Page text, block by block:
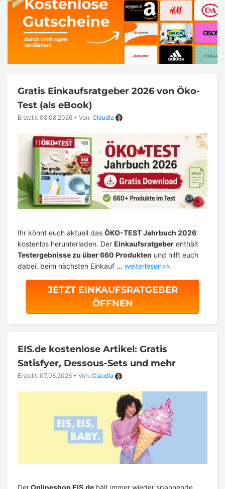
Gratis Einkaufsratgeber 2026 von Öko-
Test (als eBook)
Erstellt: 08.08.2026 • Von: Claudia
Ihr könnt euch aktuell das ÖKO-TEST Jahrbuch 2026
kostenlos herunterladen. Der Einkaufsratgeber enthält
Testergebnisse zu über 660 Produkten und hilft euch
dabei, beim nächsten Einkauf … weiterlesen>>
JETZT EINKAUFSRATGEBER
ÖFFNEN
EIS.de kostenlose Artikel: Gratis
Satisfyer, Dessous-Sets und mehr
Erstellt: 07.08.2026 • Von: Claudia
DerOnlineshop EIS.de hält immer wieder spannende